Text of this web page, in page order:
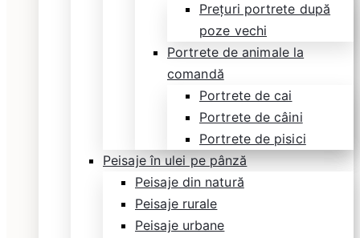
Prețuri portrete după
poze vechi
Portrete de animale la
comandă
Portrete de cai
Portrete de câini
Portrete de pisici
Peisaje în ulei pe pânză
Peisaje din natură
Peisaje rurale
Peisaje urbane